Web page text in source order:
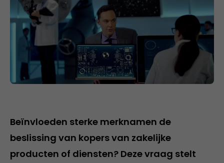
Beïnvloeden sterke merknamen de
beslissing van kopers van zakelijke
producten of diensten? Deze vraag stelt